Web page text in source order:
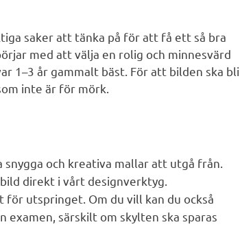
saker att tänka på för att få ett så bra
med att välja en rolig och minnesvärd
1–3 år gammalt bäst. För att bilden ska bli
inte är för mörk.
och kreativa mallar att utgå från.
direkt i vårt designverktyg.
utspringet. Om du vill kan du också
särskilt om skylten ska sparas